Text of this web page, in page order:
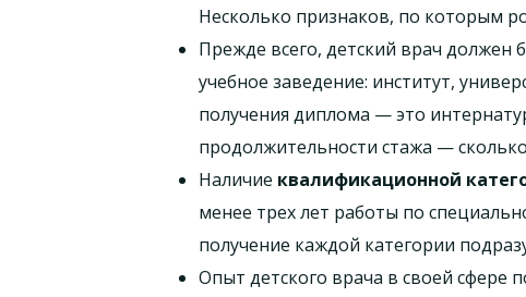
Несколько признаков, по которым
Прежде всего, детский врач должен
учебное заведение: институт,
получения диплома — это
продолжительности стажа —
Наличие квалификационной
менее трех лет работы по
получение каждой категории
Опыт детского врача в своей сфере